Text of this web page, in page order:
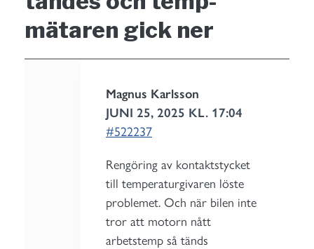
mätaren gick ner
Magnus Karlsson
JUNI 25, 2025 KL. 17:04
#522237
Rengöring av kontaktstycket
till temperaturgivaren löste
problemet. Och när bilen inte
tror att motorn nått
arbetstemp så tänds